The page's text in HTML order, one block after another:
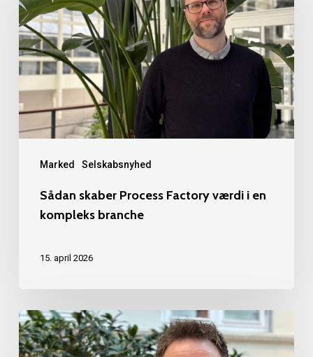
Marked Selskabsnyhed
Process
Factory
værdi
i
kompleks
branche
Sådan skaber Process Factory værdi i en
kompleks branche
15. april 2026
Næste
vækstfase: